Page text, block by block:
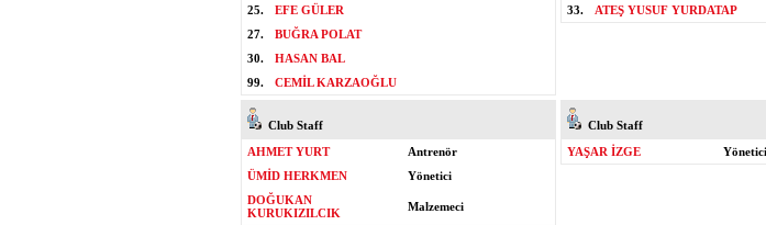
25.
EFE GÜLER
27.
BUĞRA POLAT
30.
HASAN BAL
99.
CEMİL KARZAOĞLU
33.
ATEŞ YUSUF YURDATAP
Club Staff
AHMET YURT
Antrenör
ÜMİD HERKMEN
Yönetici
DOĞUKAN
KURUKIZILCIK
Malzemeci
Club Staff
YAŞAR İZGE
Yönetici